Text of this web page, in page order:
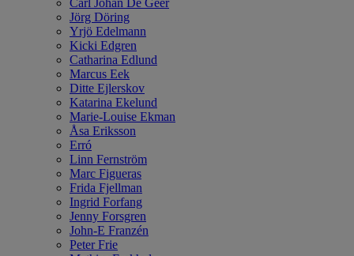
Jörg Döring
Yrjö Edelmann
Kicki Edgren
Catharina Edlund
Marcus Eek
Ditte Ejlerskov
Katarina Ekelund
Marie-Louise Ekman
Åsa Eriksson
Erró
Linn Fernström
Marc Figueras
Frida Fjellman
Ingrid Forfang
Jenny Forsgren
John-E Franzén
Peter Frie